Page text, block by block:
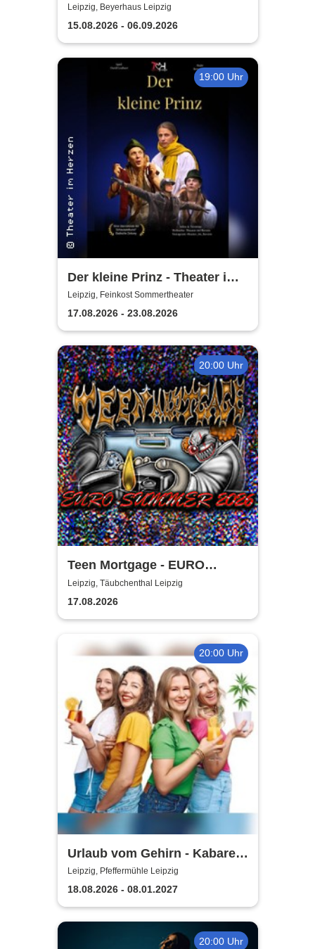
- Sommertheater im
Beyerhaus Leipzig
Leipzig, Beyerhaus Leipzig
15.08.2026 - 06.09.2026
19:00 Uhr
Der kleine Prinz - Theater im
Herzen
Leipzig, Feinkost Sommertheater
17.08.2026 - 23.08.2026
20:00 Uhr
Teen Mortgage - EURO
SUMMER 2026
Leipzig, Täubchenthal Leipzig
17.08.2026
20:00 Uhr
Urlaub vom Gehirn - Kabarett
Leipziger Pfeffermühle
Leipzig, Pfeffermühle Leipzig
18.08.2026 - 08.01.2027
20:00 Uhr